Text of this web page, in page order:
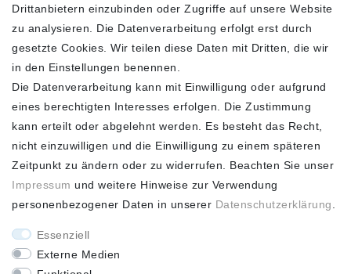
ZAHLUNGSARTEN
SCHNELLER UND
KOSTENLOSER
FASHION HOUSE
Hotline: +49
(0)15223993771 (Mo. bis
Drittanbietern einzubinden oder Zugriffe auf unsere Website
zu analysieren. Die Datenverarbeitung erfolgt erst durch
gesetzte Cookies. Wir teilen diese Daten mit Dritten, die wir
in den Einstellungen benennen.
Die Datenverarbeitung kann mit Einwilligung oder aufgrund
eines berechtigten Interesses erfolgen. Die Zustimmung
kann erteilt oder abgelehnt werden. Es besteht das Recht,
nicht einzuwilligen und die Einwilligung zu einem späteren
Zeitpunkt zu ändern oder zu widerrufen. Beachten Sie unser
Impressum und weitere Hinweise zur Verwendung
personenbezogener Daten in unserer Daten­schutz­erklärung
Essenziell
Externe Medien